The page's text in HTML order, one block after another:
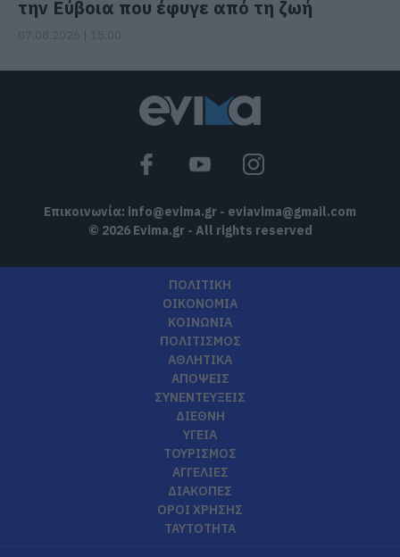
την Εύβοια που έφυγε από τη ζωή
Επικοινωνία: info@evima.gr - eviavima@gmail.com
© 2026 Evima.gr - All rights reserved
ΠΟΛΙΤΙΚΗ
ΟΙΚΟΝΟΜΙΑ
ΚΟΙΝΩΝΙΑ
ΠΟΛΙΤΙΣΜΟΣ
ΑΘΛΗΤΙΚΑ
ΑΠΟΨΕΙΣ
ΣΥΝΕΝΤΕΥΞΕΙΣ
ΔΙΕΘΝΗ
ΥΓΕΙΑ
ΤΟΥΡΙΣΜΟΣ
ΑΓΓΕΛΙΕΣ
ΔΙΑΚΟΠΕΣ
ΟΡΟΙ ΧΡΗΣΗΣ
ΤΑΥΤΟΤΗΤΑ